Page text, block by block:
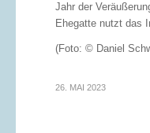
Jahr der
Ehegatte nutzt das
(Foto: © Daniel
26. MAI 2023